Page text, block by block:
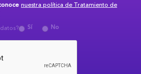
nuestra política de Tratamiento de
Sí No